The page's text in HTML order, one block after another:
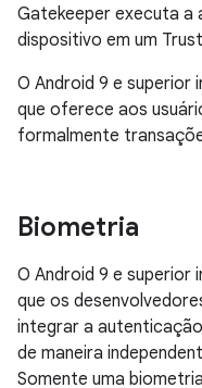
Gatekeeper executa a
dispositivo em um
O Android 9 e superior
que oferece aos
formalmente
Biometria
O Android 9 e superior
que os
integrar a
de maneira
Somente uma